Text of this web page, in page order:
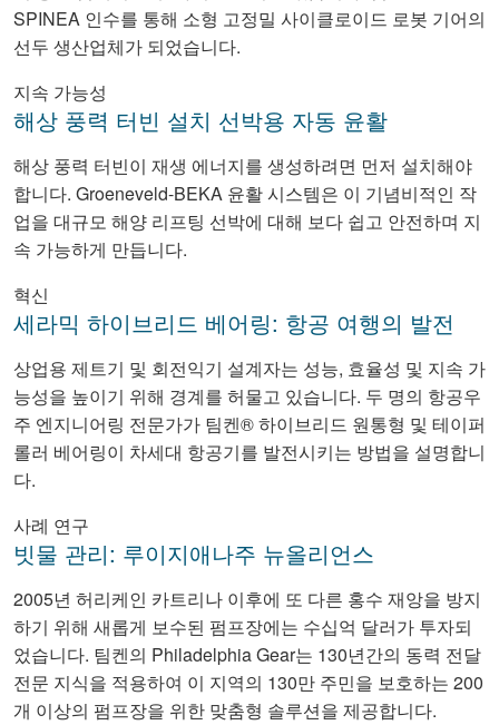
SPINEA 인수를 통해 소형 고정밀 사이클로이드 로봇 기어의
선두 생산업체가 되었습니다.
지속 가능성
해상 풍력 터빈 설치 선박용 자동 윤활
해상 풍력 터빈이 재생 에너지를 생성하려면 먼저 설치해야
합니다. Groeneveld-BEKA 윤활 시스템은 이 기념비적인 작
업을 대규모 해양 리프팅 선박에 대해 보다 쉽고 안전하며 지
속 가능하게 만듭니다.
혁신
세라믹 하이브리드 베어링: 항공 여행의 발전
상업용 제트기 및 회전익기 설계자는 성능, 효율성 및 지속 가
능성을 높이기 위해 경계를 허물고 있습니다. 두 명의 항공우
주 엔지니어링 전문가가 팀켄® 하이브리드 원통형 및 테이퍼
롤러 베어링이 차세대 항공기를 발전시키는 방법을 설명합니
다.
사례 연구
빗물 관리: 루이지애나주 뉴올리언스
2005년 허리케인 카트리나 이후에 또 다른 홍수 재앙을 방지
하기 위해 새롭게 보수된 펌프장에는 수십억 달러가 투자되
었습니다. 팀켄의 Philadelphia Gear는 130년간의 동력 전달
전문 지식을 적용하여 이 지역의 130만 주민을 보호하는 200
개 이상의 펌프장을 위한 맞춤형 솔루션을 제공합니다.